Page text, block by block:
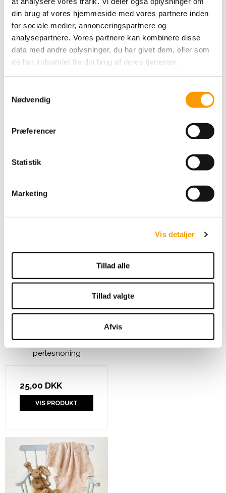
din brug af vores hjemmeside med vores partnere inden
for sociale medier, annonceringspartnere og
analysepartnere. Vores partnere kan kombinere disse
data med andre oplysninger, du har givet dem, eller som
de har indsamlet fra din brug af deres tjenester.
Nødvendig
Præferencer
Statistik
Marketing
Vis detaljer
Tillad alle
Tillad valgte
Afvis
Raglanbluse med
VIS PRODUKT
Sommertop med åben
perlesnoning
25,00 DKK
VIS PRODUKT